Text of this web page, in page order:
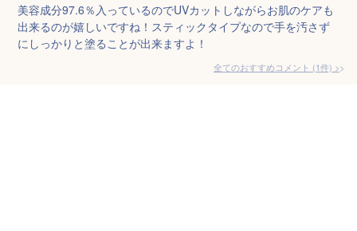
美容成分97.6％入っているのでUVカットしながらお肌のケアも
出来るのが嬉しいですね！スティックタイプなので手を汚さず
にしっかりと塗ることが出来ますよ！
全てのおすすめコメント (1件) >